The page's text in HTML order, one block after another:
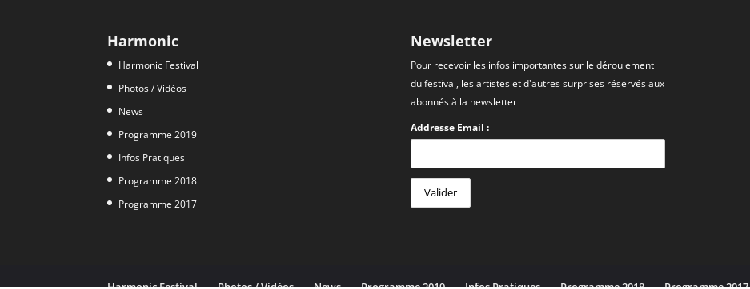
Harmonic
Harmonic Festival
Photos / Vidéos
News
Programme 2019
Infos Pratiques
Programme 2018
Programme 2017
Newsletter
Pour recevoir les infos importantes sur le déroulement
du festival, les artistes et d'autres surprises réservés aux
abonnés à la newsletter
Addresse Email :